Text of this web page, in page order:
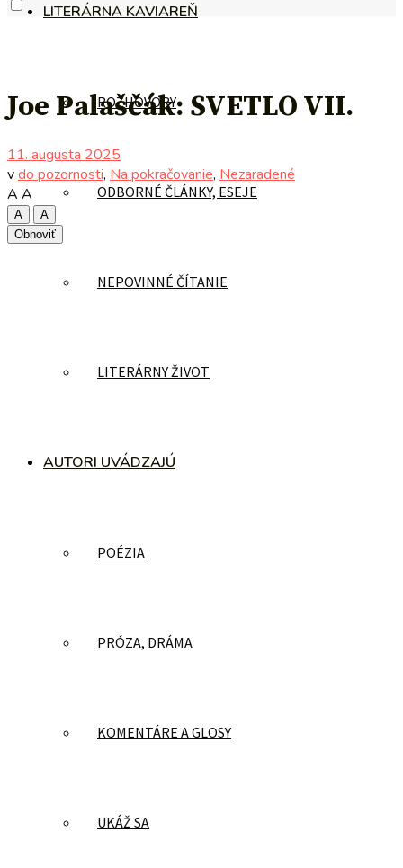
LITERÁRNA KAVIAREŇ
ROZHOVORY
ODBORNÉ ČLÁNKY, ESEJE
NEPOVINNÉ ČÍTANIE
LITERÁRNY ŽIVOT
AUTORI UVÁDZAJÚ
POÉZIA
PRÓZA, DRÁMA
KOMENTÁRE A GLOSY
UKÁŽ SA
Joe Palaščák: SVETLO VII.
11. augusta 2025
vdo pozornosti, Na pokračovanie, Nezaradené
A A
A
A
Obnoviť